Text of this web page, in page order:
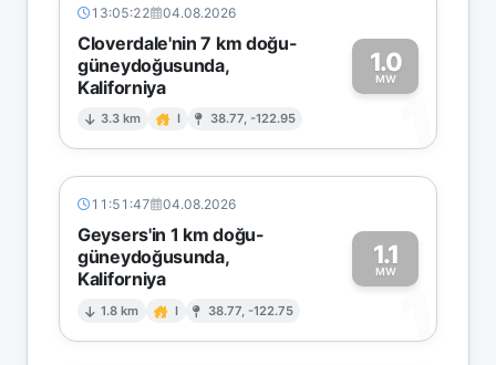
13:05:22 04.08.2026
Cloverdale'nin 7 km doğu-
güneydoğusunda,
Kaliforniya
3.3 km I 38.77, -122.95
1.0
MW
1
11:51:47 04.08.2026
Geysers'in 1 km doğu-
güneydoğusunda,
Kaliforniya
1.8 km I 38.77, -122.75
1.1
MW
1